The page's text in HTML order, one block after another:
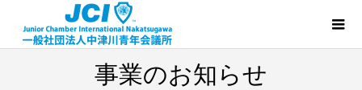
事業のお知らせ